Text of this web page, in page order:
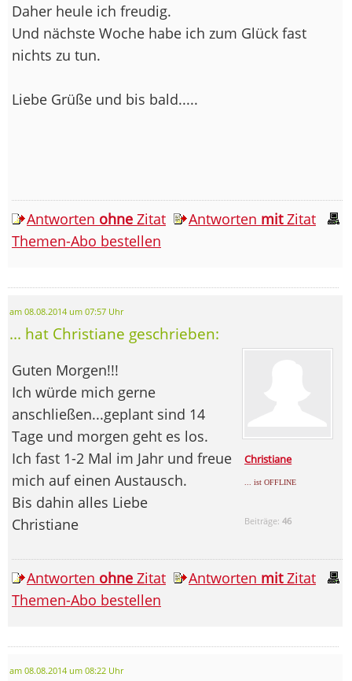
Daher heule ich freudig.
Und nächste Woche habe ich zum Glück fast
nichts zu tun.
Liebe Grüße und bis bald.....
Antworten ohne Zitat Antworten mitZitat
Themen-Abo bestellen
am 08.08.2014 um 07:57 Uhr
... hat Christiane geschrieben:
Christiane
... ist OFFLINE
Beiträge:46
Guten Morgen!!!
Ich würde mich gerne
anschließen...geplant sind 14
Tage und morgen geht es los.
Ich fast 1-2 Mal im Jahr und freue
mich auf einen Austausch.
Bis dahin alles Liebe
Christiane
Antworten ohne Zitat Antworten mitZitat
Themen-Abo bestellen
am 08.08.2014 um 08:22 Uhr